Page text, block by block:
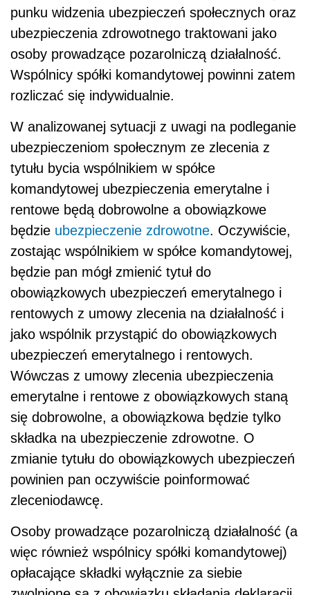
punku widzenia ubezpieczeń społecznych oraz
ubezpieczenia zdrowotnego traktowani jako
osoby prowadzące pozarolniczą działalność.
Wspólnicy spółki komandytowej powinni zatem
rozliczać się indywidualnie.
W analizowanej sytuacji z uwagi na podleganie
ubezpieczeniom społecznym ze zlecenia z
tytułu bycia wspólnikiem w spółce
komandytowej ubezpieczenia emerytalne i
rentowe będą dobrowolne a obowiązkowe
będzie ubezpieczenie zdrowotne. Oczywiście,
zostając wspólnikiem w spółce komandytowej,
będzie pan mógł zmienić tytuł do
obowiązkowych ubezpieczeń emerytalnego i
rentowych z umowy zlecenia na działalność i
jako wspólnik przystąpić do obowiązkowych
ubezpieczeń emerytalnego i rentowych.
Wówczas z umowy zlecenia ubezpieczenia
emerytalne i rentowe z obowiązkowych staną
się dobrowolne, a obowiązkowa będzie tylko
składka na ubezpieczenie zdrowotne. O
zmianie tytułu do obowiązkowych ubezpieczeń
powinien pan oczywiście poinformować
zleceniodawcę.
Osoby prowadzące pozarolniczą działalność (a
więc również wspólnicy spółki komandytowej)
opłacające składki wyłącznie za siebie